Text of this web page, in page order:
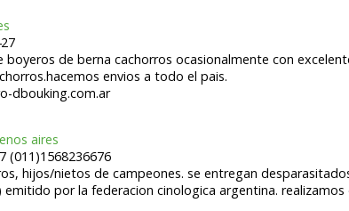
boyeros de berna cachorros ocasionalmente con
envios a todo el pais.
dbouking.com.ar
aires
(011)1568236676
hijos/nietos de campeones. se entregan
por la federacion cinologica argentina.